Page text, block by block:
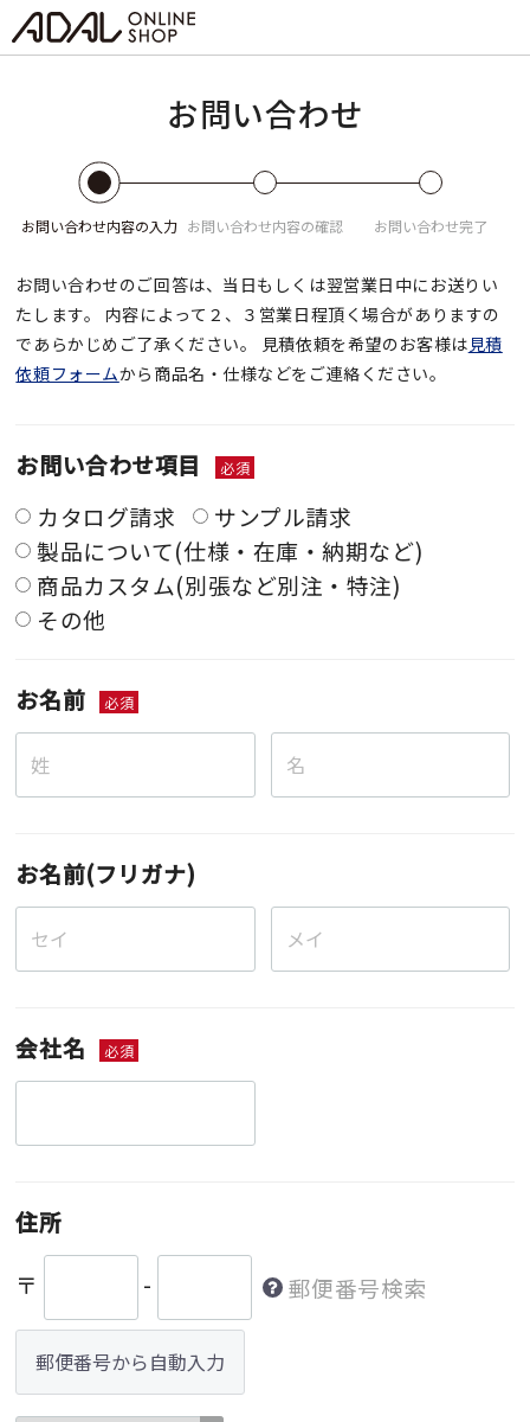
お問い合わせ
お問い合わせ内容の入力 お問い合わせ内容の確認 お問い合わせ完了
お問い合わせのご回答は、当日もしくは翌営業日中にお送りい
たします。
内容によって２、３営業日程頂く場合がありますの
であらかじめご了承ください。
見積依頼を希望のお客様は見積
依頼フォームから商品名・仕様などをご連絡ください。
お問い合わせ項目 必須
カタログ請求
サンプル請求
製品について(仕様・在庫・納期など)
商品カスタム(別張など別注・特注)
その他
お名前 必須
お名前(フリガナ)
会社名 必須
住所
〒
- 郵便番号検索
郵便番号から自動入力